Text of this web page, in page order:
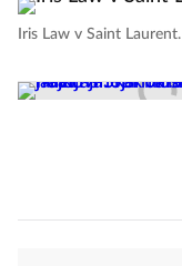
Iris Law v Saint Laurent.